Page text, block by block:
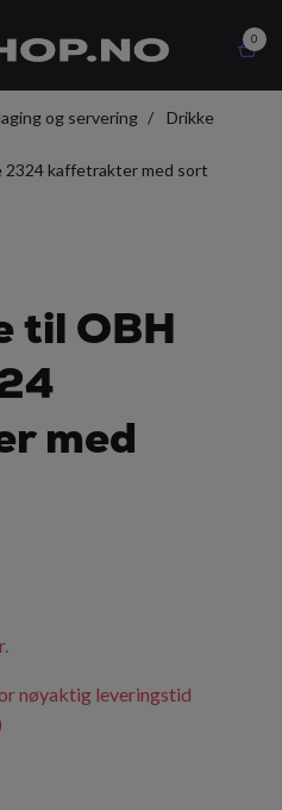
0
og servering
Drikke
2324 kaffetrakter med sort
til OBH
med
nøyaktig leveringstid